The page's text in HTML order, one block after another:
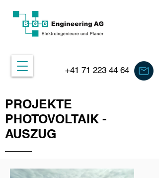
+41 71 223 44 64
PROJEKTE
PHOTOVOLTAIK -
AUSZUG